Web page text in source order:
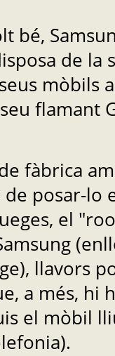
bé,
de la
mòbils
flamant
fàbrica
posar-lo
el
llavors
a més, hi
el mòbil